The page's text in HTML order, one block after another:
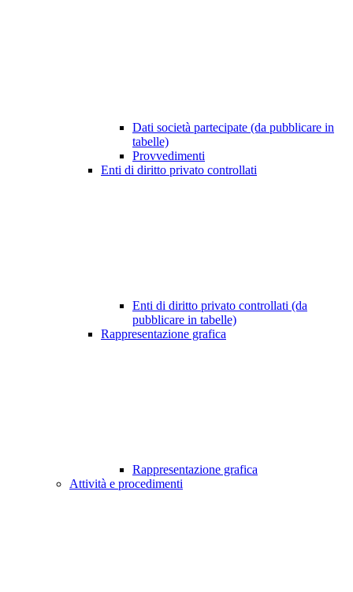
Dati società partecipate (da pubblicare in
tabelle)
Provvedimenti
Enti di diritto privato controllati
Enti di diritto privato controllati (da
pubblicare in tabelle)
Rappresentazione grafica
Rappresentazione grafica
Attività e procedimenti